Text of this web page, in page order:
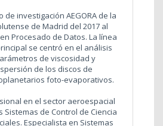
de investigación AEGORA de la
de Madrid del 2017 al
Procesado de Datos. La línea
se centró en el análisis
de viscosidad y
de los discos de
foto-evaporativos.
en el sector aeroespacial
Sistemas de Control de Ciencia
Especialista en Sistemas